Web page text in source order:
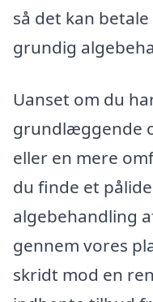
så det kan
grundig
Uanset om du
grundlæggende
eller en mere
du finde et
algebehandling
gennem vores
skridt mod en